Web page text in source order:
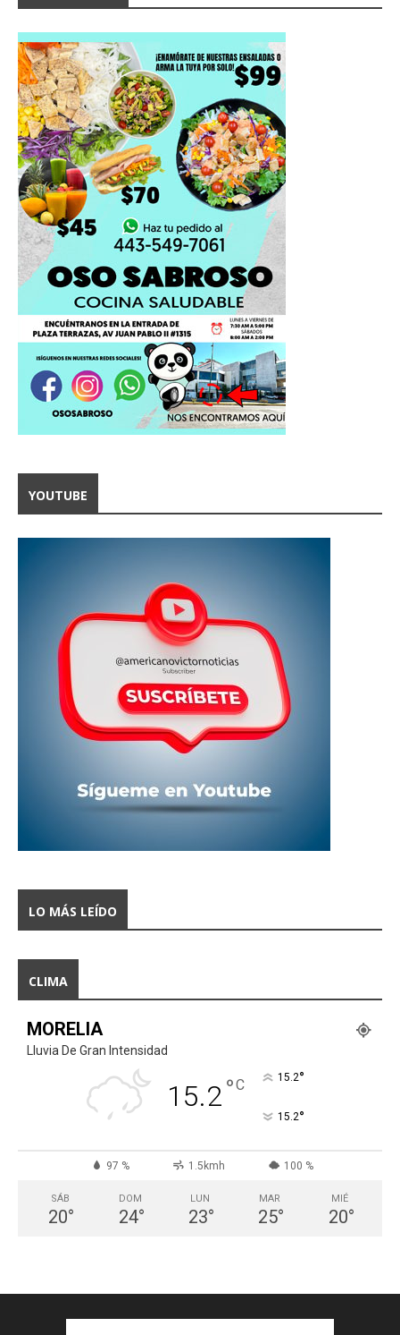
YOUTUBE
LO MÁS LEÍDO
CLIMA
MORELIA
Lluvia De Gran Intensidad
15.2°C 15.2°
15.2°
97 % 1.5kmh 100 %
SÁB
20°
DOM
24°
LUN
23°
MAR
25°
MIÉ
20°